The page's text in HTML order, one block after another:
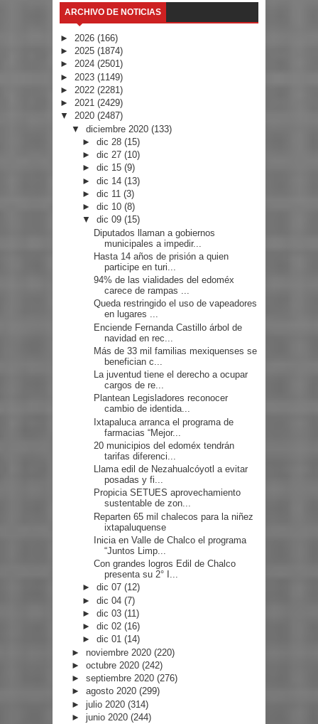
ARCHIVO DE NOTICIAS
► 2026 (166)
► 2025 (1874)
► 2024 (2501)
► 2023 (1149)
► 2022 (2281)
► 2021 (2429)
▼ 2020 (2487)
▼ diciembre 2020 (133)
►dic 28(15)
►dic 27(10)
►dic 15(9)
►dic 14(13)
►dic 11(3)
►dic 10(8)
▼dic 09(15)
Diputados llaman a gobiernos
municipales a impedir...
Hasta 14 años de prisión a quien
participe en turi...
94% de las vialidades del edoméx
carece de rampas ...
Queda restringido el uso de vapeadores
en lugares ...
Enciende Fernanda Castillo árbol de
navidad en rec...
Más de 33 mil familias mexiquenses se
benefician c...
La juventud tiene el derecho a ocupar
cargos de re...
Plantean Legisladores reconocer
cambio de identida...
Ixtapaluca arranca el programa de
farmacias “Mejor...
20 municipios del edoméx tendrán
tarifas diferenci...
Llama edil de Nezahualcóyotl a evitar
posadas y fi...
Propicia SETUES aprovechamiento
sustentable de zon...
Reparten 65 mil chalecos para la niñez
ixtapaluquense
Inicia en Valle de Chalco el programa
“Juntos Limp...
Con grandes logros Edil de Chalco
presenta su 2° I...
►dic 07(12)
►dic 04(7)
►dic 03(11)
►dic 02(16)
►dic 01(14)
► noviembre 2020 (220)
► octubre 2020 (242)
► septiembre 2020 (276)
► agosto 2020 (299)
► julio 2020 (314)
► junio 2020 (244)